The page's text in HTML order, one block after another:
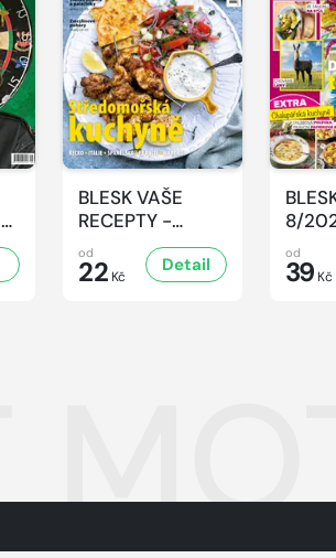
-
BLESK VAŠE
RECEPTY -
8/2026
od
22 Kč
Detail
8/
od
39 Kč